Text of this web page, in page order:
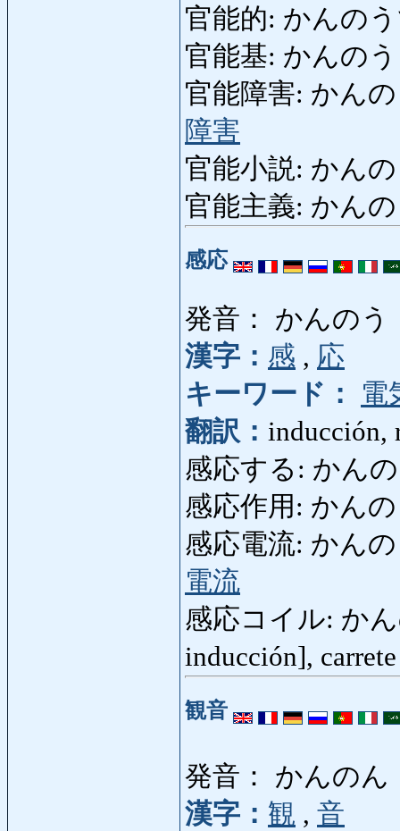
官能的: かんの
官能基: かんの
官能障害: かんの
障害
官能小説: かん
官能主義: かん
感応
発音： かんのう
漢字： 感 , 応
キーワード：
電
翻訳： inducción,
感応する: かんの
感応作用: かん
感応電流: かん
電流
感応コイル: か
inducción],
観音
発音： かんのん
漢字： 観 , 音